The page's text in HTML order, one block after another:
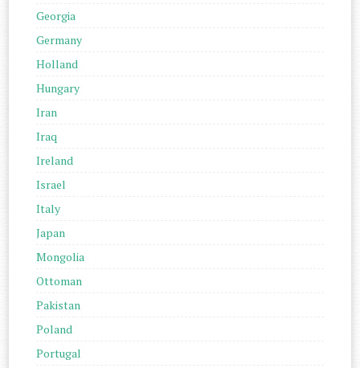
Georgia
Germany
Holland
Hungary
Iran
Iraq
Ireland
Israel
Italy
Japan
Mongolia
Ottoman
Pakistan
Poland
Portugal